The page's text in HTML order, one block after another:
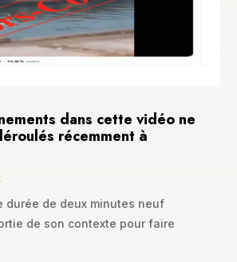
dans cette vidéo ne
récemment à
durée de deux minutes neuf
de son contexte pour faire